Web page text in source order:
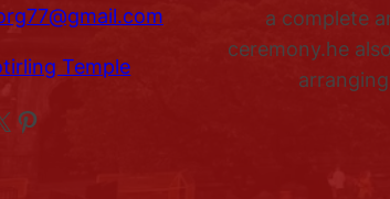
Temple
Pinterest
a complete
ceremony.he